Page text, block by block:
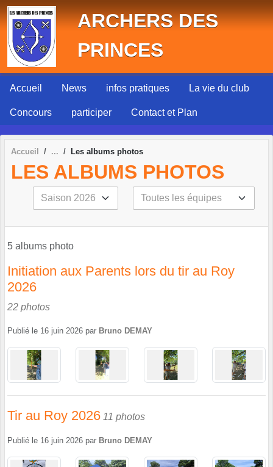
ARCHERS DES
PRINCES
Accueil News infos pratiques La vie du club
Concours participer Contact et Plan
Accueil Les albums photos
LES ALBUMS PHOTOS
5 albums photo
Initiation aux Parents lors du tir au Roy
2026
22 photos
Publié le 16 juin 2026 par Bruno DEMAY
Tir au Roy 2026 11 photos
Publié le 16 juin 2026 par Bruno DEMAY
Panneau de gestion des cookies